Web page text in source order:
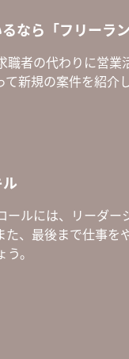
なら「フリーラ
職者の代わりに営
新規の案件を紹
ールには、リーダ
た、最後まで仕事
。